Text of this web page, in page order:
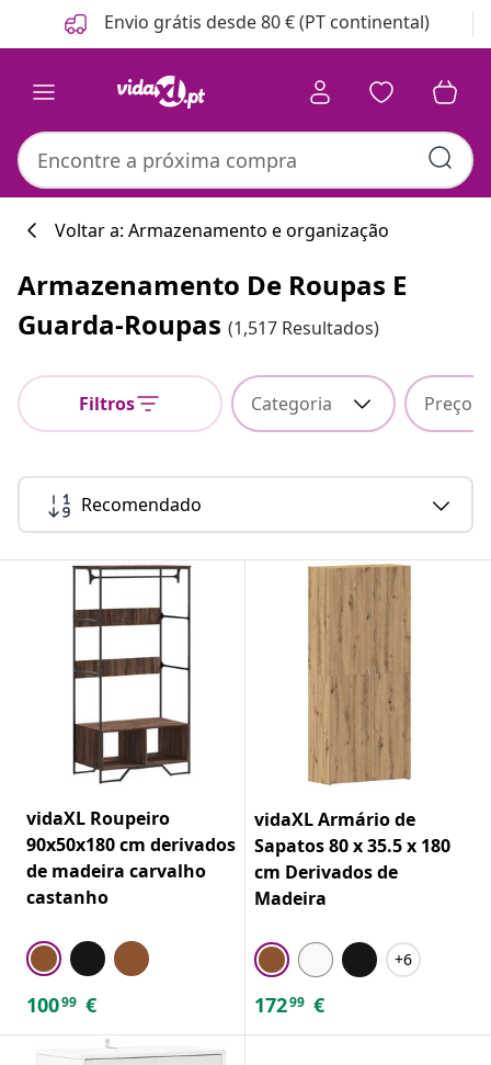
Anterior
Seguinte Envio grátis desde 80 € (PT continental)
Voltar a: Armazenamento e organização
Armazenamento De Roupas E
Guarda-Roupas (1,517 Resultados)
Filtros Categoria Preço
Recomendado
vidaXL Roupeiro
90x50x180 cm derivados
de madeira carvalho
castanho
10099 €
vidaXL Armário de
Sapatos 80 x 35.5 x 180
cm Derivados de
Madeira
+6
17299 €